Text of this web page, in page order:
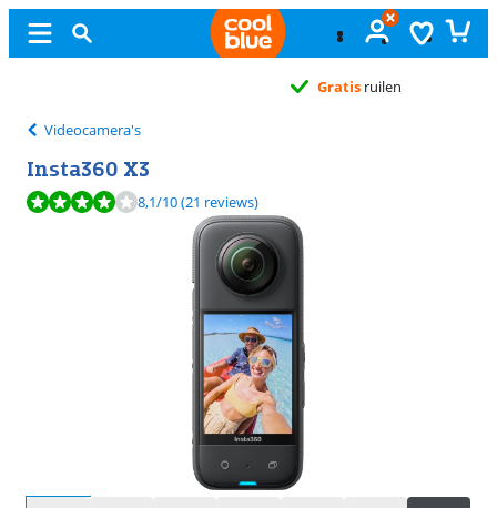
ruilen
Videocamera's
Insta360 X3
Beoordeling is 8,1 van de 10, gebaseerd op 21 reviews.
8,1/10(21 reviews)